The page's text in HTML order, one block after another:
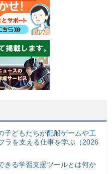
子どもたちが配船ゲームや工
ラを支える仕事を学ぶ（2026
きる学習支援ツールとは何か